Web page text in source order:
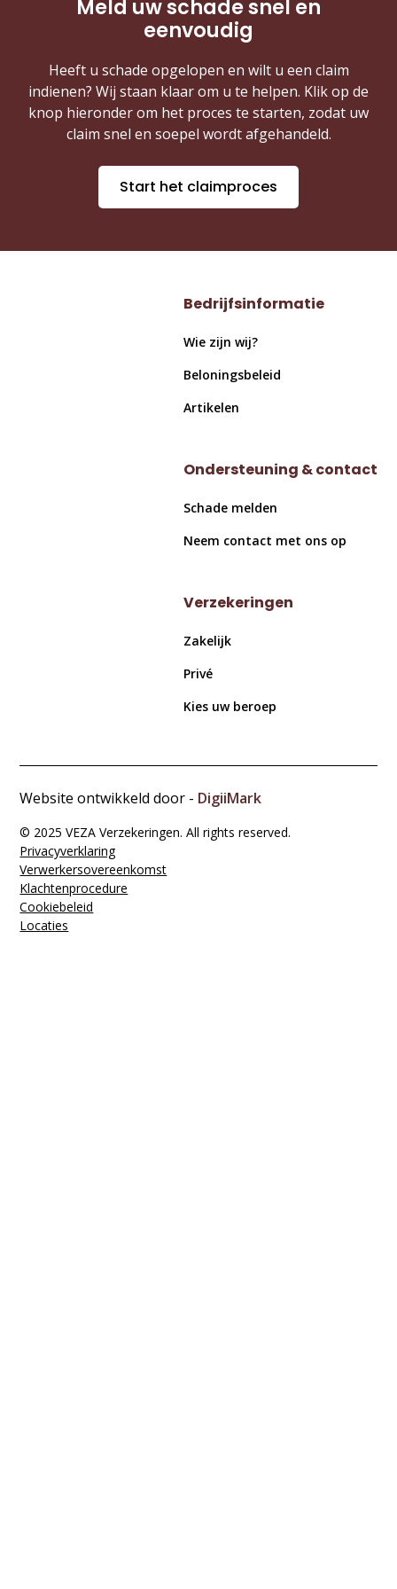
Meld uw schade snel en
eenvoudig
Heeft u schade opgelopen en wilt u een claim
indienen? Wij staan klaar om u te helpen. Klik op de
knop hieronder om het proces te starten, zodat uw
claim snel en soepel wordt afgehandeld.
Start het claimproces
Bedrijfsinformatie
Wie zijn wij?
Beloningsbeleid
Artikelen
Ondersteuning & contact
Schade melden
Neem contact met ons op
Verzekeringen
Zakelijk
Privé
Kies uw beroep
© 2025 VEZA Verzekeringen. All rights reserved.
Privacyverklaring
Verwerkers­overeenkomst
Klachten­procedure
Cookiebeleid
Locaties
Website ontwikkeld door - DigiiMark